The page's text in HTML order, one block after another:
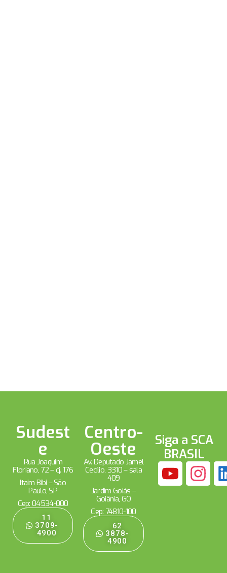
Sudest
e
Rua Joaquim
Floriano, 72 – cj. 176
Itaim Bibi – São
Paulo, SP
Cep: 04534-000
11
3709-
4900
Centro-
Oeste
Av. Deputado Jamel
Cecílio, 3310 – sala
409
Jardim Goiás –
Goiânia, GO
Cep: 74810-100
62
3878-
4900
Siga a SCA
BRASIL